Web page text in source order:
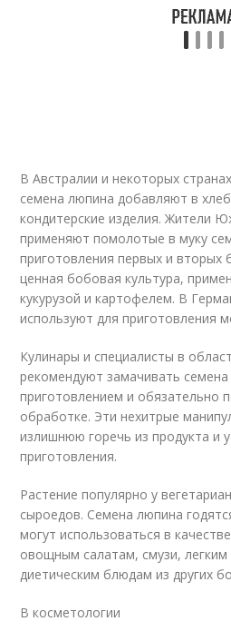
В Австралии и некоторых
семена люпина добавляют в
кондитерские изделия. Жители
применяют помолотые в муку
приготовления первых и вторых
ценная бобовая культура,
кукурузой и картофелем. В
используют для приготовления
Кулинары и специалисты в
рекомендуют замачивать
приготовлением и обязательно
обработке. Эти нехитрые
излишнюю горечь из продукта и
приготовления.
Растение популярно у
сыроедов. Семена люпина
могут использоваться в
овощным салатам, смузи, легким
диетическим блюдам из других
В косметологии